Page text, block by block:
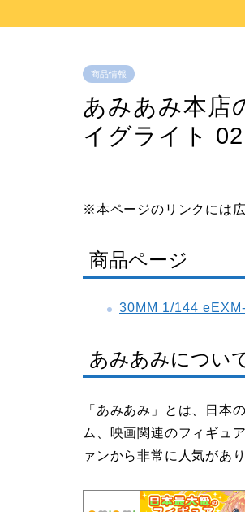
商品情報
あみあみ本店
イグライト
※本ページのリンクには
商品ページ
30MM 1/144
あみあみについ
「あみあみ」とは、日本
ム、映画関連のフィギュ
ァンから非常に人気があ